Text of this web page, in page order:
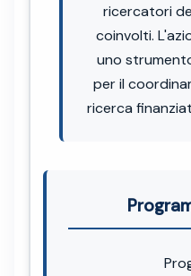
ricercatori
coinvolti.
uno
per il
ricerca